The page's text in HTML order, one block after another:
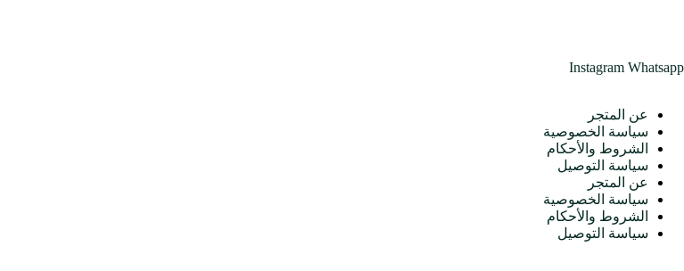
Instagram Whatsapp
عن المتجر
سياسة الخصوصية
الشروط والأحكام
سياسة التوصيل
عن المتجر
سياسة الخصوصية
الشروط والأحكام
سياسة التوصيل